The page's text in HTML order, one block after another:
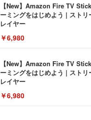
【New】Amazon Fire TV
ーミングをはじめよう | スト
レイヤー
￥6,980
【New】Amazon Fire TV
ーミングをはじめよう | スト
レイヤー
￥6,980